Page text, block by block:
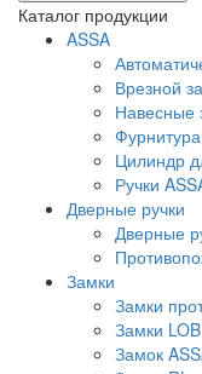
Каталог продукции
ASSA
Врезной
Навесные
Цилиндр
Ручки
Дверные ручки
Дверные
Замки
Замки
Замки LOB
Замок